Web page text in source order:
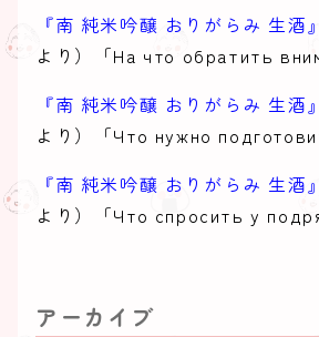
『南 純米吟醸 おりがらみ 生酒』
より）「На что обратить
『南 純米吟醸 おりがらみ 生酒』
より）「Что нужно
『南 純米吟醸 おりがらみ 生酒』
より）「Что спросить у
アーカイブ